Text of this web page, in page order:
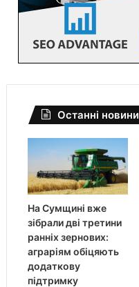
Останні новини
На Сумщині вже
зібрали дві третини
ранніх зернових:
аграріям обіцяють
додаткову
підтримку